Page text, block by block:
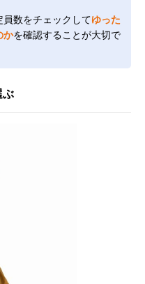
数をチェックしてゆった
かを確認することが大切で
ぶ